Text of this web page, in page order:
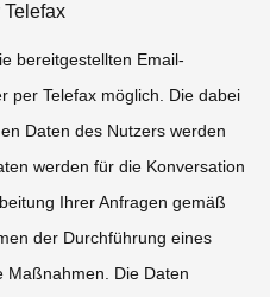
Telefax
bereitgestellten Email-
per Telefax möglich. Die dabei
Daten des Nutzers werden
werden für die Konversation
Ihrer Anfragen gemäß
der Durchführung eines
Maßnahmen. Die Daten